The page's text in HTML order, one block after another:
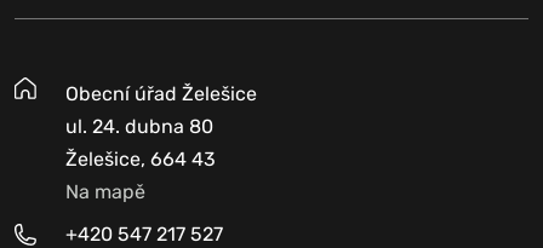
Obecní úřad Želešice
ul. 24. dubna 80
Želešice, 664 43
Na mapě
+420 547 217 527